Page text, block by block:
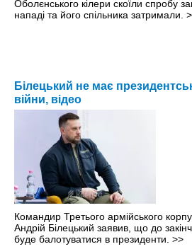
Оболєнського кілери скоїли спробу
нападі та його спільника затримали.
Білецький не має
війни, відео
Командир Третього армійського
Андрій Білецький заявив, що до
буде балотуватися в президенти. >>